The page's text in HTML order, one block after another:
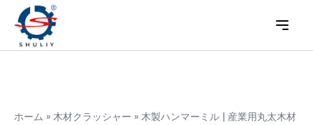
ホーム » 木材クラッシャー » 木製ハンマーミル | 産業用丸太木材